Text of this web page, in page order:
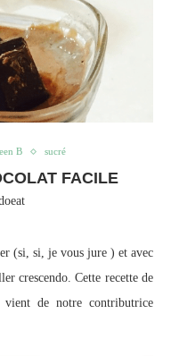
B sucré
FACILE
(si, si, je vous jure ) et avec
crescendo. Cette recette de
vient de notre contributrice